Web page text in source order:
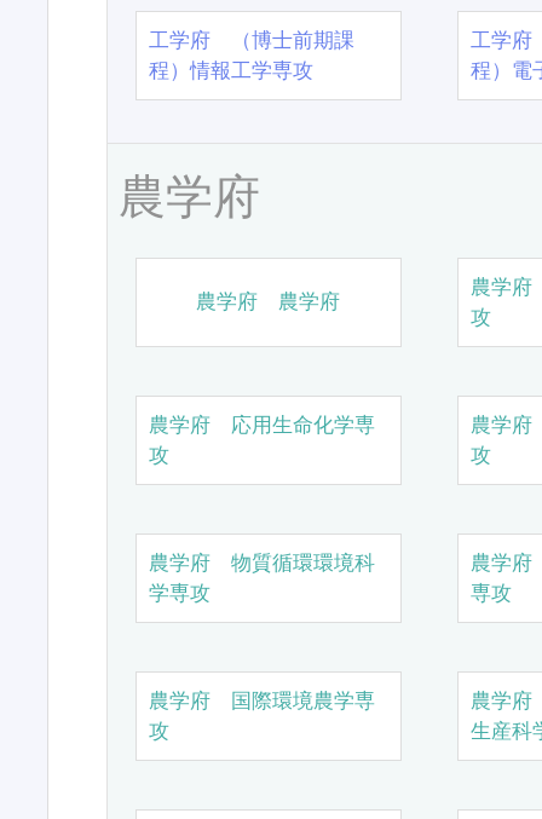
工学府 （博士前期課
程）情報工学専攻
工学
程）電
農学府
農学府 農学府
農学
攻
農学府 応用生命化学専
攻
農学
攻
農学府 物質循環環境科
学専攻
農学
専攻
農学府 国際環境農学専
攻
農学
生産科